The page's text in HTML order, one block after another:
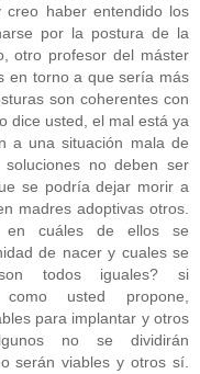
haber entendido los
por la postura de la
otro profesor del máster
en torno a que sería más
son coherentes con
dice usted, el mal está ya
a una situación mala de
no deben ser
se podría dejar morir a
madres adoptivas otros.
en cuáles de ellos se
de nacer y cuales se
todos iguales? si
usted propone,
para implantar y otros
no se dividirán
serán viables y otros sí.